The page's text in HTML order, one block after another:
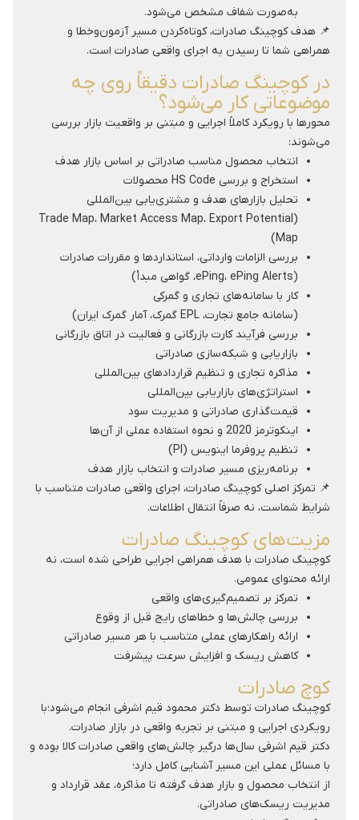
به‌صورت شفاف مشخص می‌شود.
📌 هدف کوچینگ صادرات، کوتاه‌کردن مسیر آزمون‌وخطا و
همراهی شما تا رسیدن به اجرای واقعی صادرات است.
در کوچینگ صادرات دقیقاً روی چه
موضوعاتی کار می‌شود؟
محورها با رویکرد کاملاً اجرایی و مبتنی بر واقعیت بازار بررسی
می‌شوند:
انتخاب محصول مناسب صادراتی بر اساس بازار هدف
استخراج و بررسی HS Code محصولات
تحلیل بازارهای هدف و مشتری‌یابی بین‌المللی
(Trade Map، Market Access Map، Export Potential
Map)
بررسی الزامات وارداتی، استانداردها و مقررات صادرات
(ePing، ePing Alerts، گواهی مبدأ)
کار با سامانه‌های تجاری و گمرکی
(سامانه جامع تجارت، EPL گمرک، آمار گمرک ایران)
بررسی فرآیند کارت بازرگانی و فعالیت در اتاق بازرگانی
بازاریابی و شبکه‌سازی صادراتی
مذاکره تجاری و تنظیم قراردادهای بین‌المللی
استراتژی‌های بازاریابی بین‌المللی
قیمت‌گذاری صادراتی و مدیریت سود
اینکوترمز 2020 و نحوه استفاده عملی از آن‌ها
تنظیم پروفرما اینویس (PI)
برنامه‌ریزی مسیر صادرات و انتخاب بازار هدف
📌 تمرکز اصلی کوچینگ صادرات، اجرای واقعی صادرات متناسب با
شرایط شماست، نه صرفاً انتقال اطلاعات.
مزیت‌های کوچینگ صادرات
کوچینگ صادرات با هدف همراهی اجرایی طراحی شده است، نه
ارائه محتوای عمومی.
تمرکز بر تصمیم‌گیری‌های واقعی
بررسی چالش‌ها و خطاهای رایج قبل از وقوع
ارائه راهکارهای عملی متناسب با هر مسیر صادراتی
کاهش ریسک و افزایش سرعت پیشرفت
کوچ صادرات
کوچینگ صادرات توسط دکتر محمود قیم اشرفی انجام می‌شود؛با
رویکردی اجرایی و مبتنی بر تجربه واقعی در بازار صادرات.
دکتر قیم اشرفی سال‌ها درگیر چالش‌های واقعی صادرات کالا بوده و
با مسائل عملی این مسیر آشنایی کامل دارد؛
از انتخاب محصول و بازار هدف گرفته تا مذاکره، عقد قرارداد و
مدیریت ریسک‌های صادراتی.